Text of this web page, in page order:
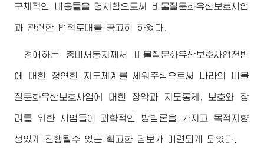
구체적인 내용들을 명시함으로써 비물질문화유산보호사업
과 관련한 법적토대를 공고히 하였다.
경애하는 총비서동지께서 비물질문화유산보호사업전반
에 대한 정연한 지도체계를 세워주심으로써 나라의 비물
질문화유산보호사업에 대한 장악과 지도통제, 보호와 장
려를 위한 사업들이 과학적인 방법론을 가지고 목적지향
성있게 진행될수 있는 확고한 담보가 마련되게 되였다.